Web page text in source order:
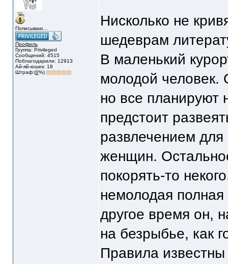
Пописываю...
Профиль
Группа: Privileged
Сообщений: 4515
Поблагодарили: 12913
Ай-яй-юшек: 18
Штраф:(0%)
Нисколько не
шедеврам
В маленький
молодой человек.
но все планируют
предстоит
развлечением для
женщин.
покорять-то
немолодая
другое время он,
на безрыбье, как
Правила